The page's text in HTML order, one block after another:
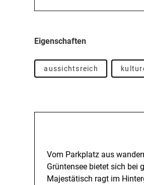
Eigenschaften
aussichtsreich
Vom Parkplatz aus
Grüntensee bietet sich bei
Majestätisch ragt im